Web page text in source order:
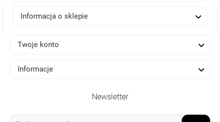
Informacja o sklepie 
Twoje konto 
Informacje 
Newsletter